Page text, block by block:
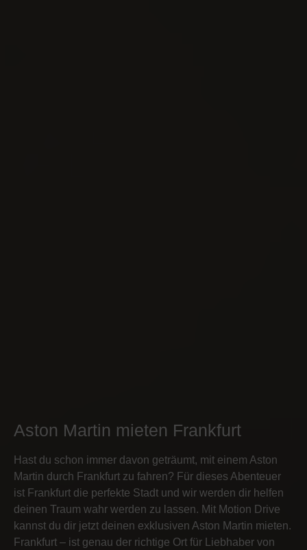
Aston Martin mieten Frankfurt
Hast du schon immer davon geträumt, mit einem Aston
Martin durch Frankfurt zu fahren? Für dieses Abenteuer
ist Frankfurt die perfekte Stadt und wir werden dir helfen
deinen Traum wahr werden zu lassen. Mit Motion Drive
kannst du dir jetzt deinen exklusiven Aston Martin mieten.
Frankfurt – ist genau der richtige Ort für Liebhaber von